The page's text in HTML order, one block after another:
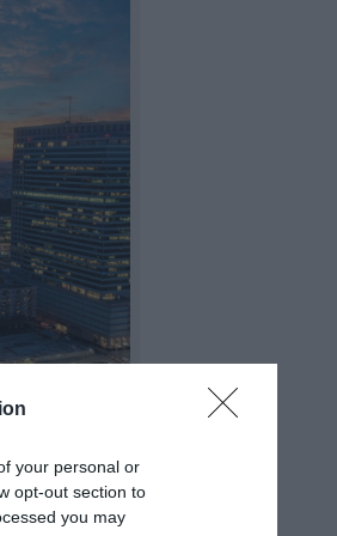
your personal or
opt-out section to
you may
ofert
wyboru